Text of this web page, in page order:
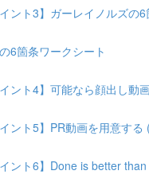
ント3】ガーレイノルズの
6箇条ワークシート
ント4】可能なら顔出し動
ント5】PR動画を用意する
イント6】Done is better